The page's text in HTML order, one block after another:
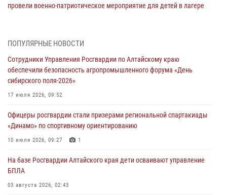
провели военно-патриотическое мероприятие для детей в лагере
акции «Коробка храбрости»
Сотрудники Росгвардии провели встречу с юными пограничниками
03 июля 2026, 04:03
Управление Росгвардии по Алтайскому краю провело для детей
02 июля 2026, 00:55
В краевом управлении вневедомственной охраны Росгвардии по
ПОПУЛЯРНЫЕ НОВОСТИ
Сотрудники Управления Росгвардии по Алтайскому краю
обеспечили безопасность агропромышленного форума «День
сибирского поля-2026»
17 июля 2026, 09:52
Офицеры росгвардии стали призерами региональной спартакиады
«Динамо» по спортивному ориентированию
10 июля 2026, 09:27 1
На базе Росгвардии Алтайского края дети осваивают управление
БПЛА
03 августа 2026, 02:43